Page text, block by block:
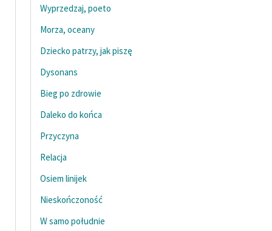
Popularyzacja
feministycznej
twórców przechodzących
do domeny publicznej,
Starego Testamentu
Wyprzedzaj, poeto
Morza, oceany
Dziecko patrzy, jak piszę
Dysonans
Bieg po zdrowie
Daleko do końca
Przyczyna
Relacja
Osiem linijek
Nieskończoność
W samo południe